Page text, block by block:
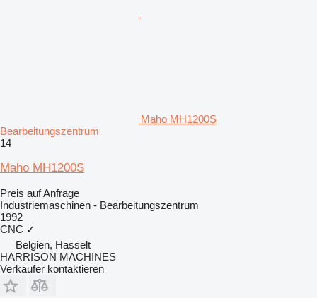
Maho MH1200S
Bearbeitungszentrum
14
Maho MH1200S
Preis auf Anfrage
Industriemaschinen - Bearbeitungszentrum
1992
CNC ✓
Belgien, Hasselt
HARRISON MACHINES
Verkäufer kontaktieren